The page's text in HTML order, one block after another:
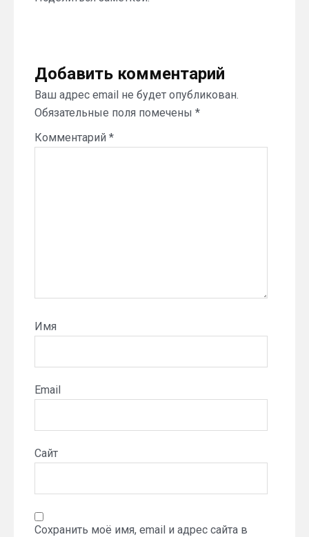
Добавить комментарий
Ваш адрес email не будет опубликован.
Обязательные поля помечены *
Комментарий *
Имя
Email
Сайт
Сохранить моё имя, email и адрес сайта в